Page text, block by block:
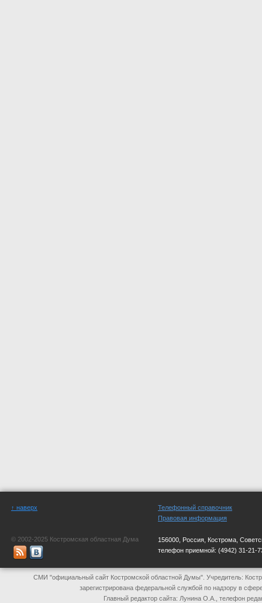
↑ наверх
© 2002-2025 Костромская областная Дума
Телефонный справочник
Правовая информация
156000, Россия, Кострома,
телефон приемной: (4942) 31-21-
СМИ "официальный сайт Костромской областной Думы". Учредитель:
зарегистрирована федеральной службой по надзору в
Главный редактор сайта: Лунина О.А., телефон